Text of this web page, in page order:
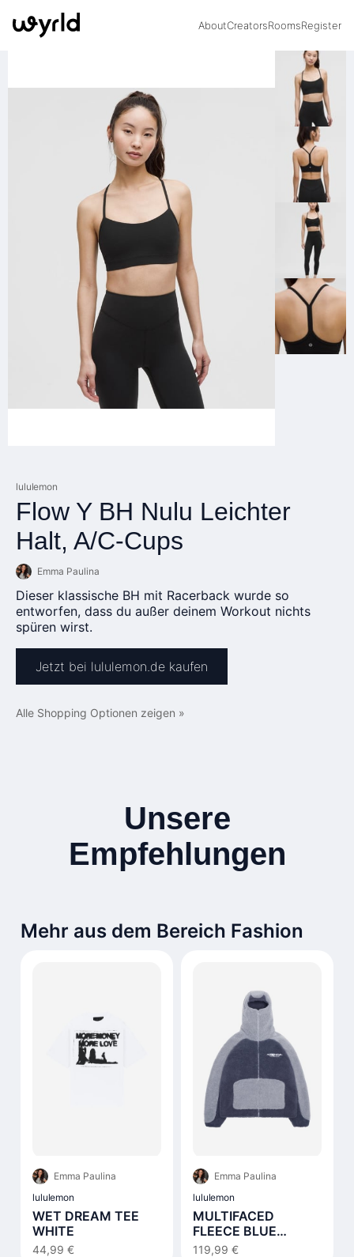
AboutCreatorsRoomsRegister
lululemon
Flow Y BH Nulu Leichter
Halt, A/C-Cups
Emma Paulina
Dieser klassische BH mit Racerback wurde so
entworfen, dass du außer deinem Workout nichts
spüren wirst.
Jetzt bei lululemon.de kaufen
Alle Shopping Optionen zeigen »
Unsere
Empfehlungen
Mehr aus dem Bereich Fashion
Emma Paulina
lululemon
WET DREAM TEE
WHITE
44,99 €
Emma Paulina
lululemon
MULTIFACED
FLEECE BLUE
NOTES
119,99 €